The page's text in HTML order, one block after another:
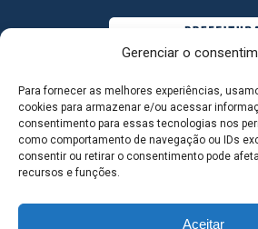
Gerenciar o
Para fornecer as melhores experiências,
cookies para armazenar e/ou acessar
consentimento para essas tecnologias nos
como comportamento de navegação ou IDs
consentir ou retirar o consentimento pode
recursos e funções.
Aceitar
MAPA DO SITE